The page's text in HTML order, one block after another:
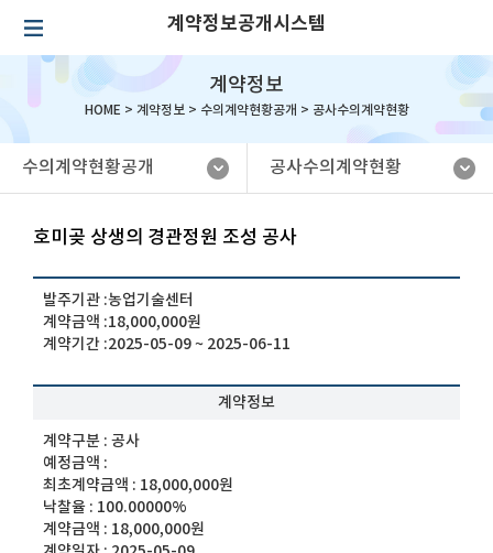
계약정보공개시스템
계약정보
HOME > 계약정보> 수의계약현황공개 > 공사수의계약현황
수의계약현황공개 공사수의계약현황
호미곶 상생의 경관정원 조성 공사
발주기관 :농업기술센터
계약금액 :18,000,000원
계약기간 :2025-05-09 ~ 2025-06-11
계약정보
계약구분 :공사
예정금액 :
최초계약금액 : 18,000,000원
낙찰율 : 100.00000%
계약금액 : 18,000,000원